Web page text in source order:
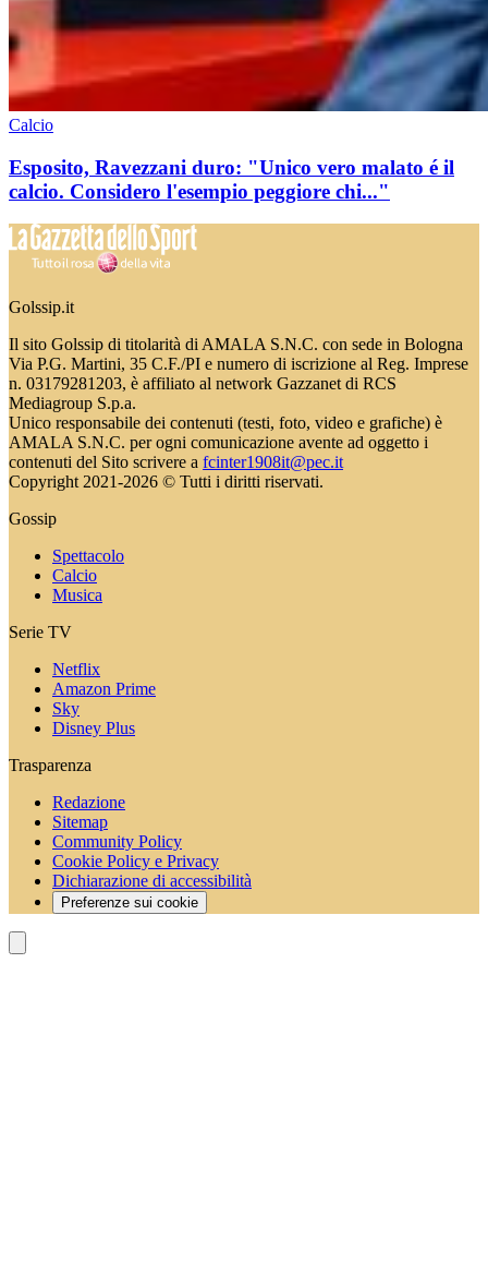
Calcio
Esposito, Ravezzani duro: "Unico vero malato é il
calcio. Considero l'esempio peggiore chi..."
Golssip.it
Il sito Golssip di titolarità di AMALA S.N.C. con sede in Bologna
Via P.G. Martini, 35 C.F./PI e numero di iscrizione al Reg. Imprese
n. 03179281203, è affiliato al network Gazzanet di RCS
Mediagroup S.p.a.
Unico responsabile dei contenuti (testi, foto, video e grafiche) è
AMALA S.N.C. per ogni comunicazione avente ad oggetto i
contenuti del Sito scrivere a fcinter1908it@pec.it
Copyright 2021-2026 © Tutti i diritti riservati.
Gossip
Spettacolo
Calcio
Musica
Serie TV
Netflix
Amazon Prime
Sky
Disney Plus
Trasparenza
Redazione
Sitemap
Community Policy
Cookie Policy e Privacy
Dichiarazione di accessibilità
Preferenze sui cookie